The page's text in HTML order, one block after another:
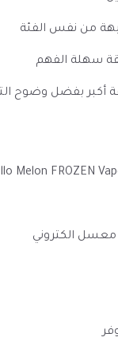
من نفس الفئة
سهلة الفهم
أكبر بفضل وضوح
الكتروني